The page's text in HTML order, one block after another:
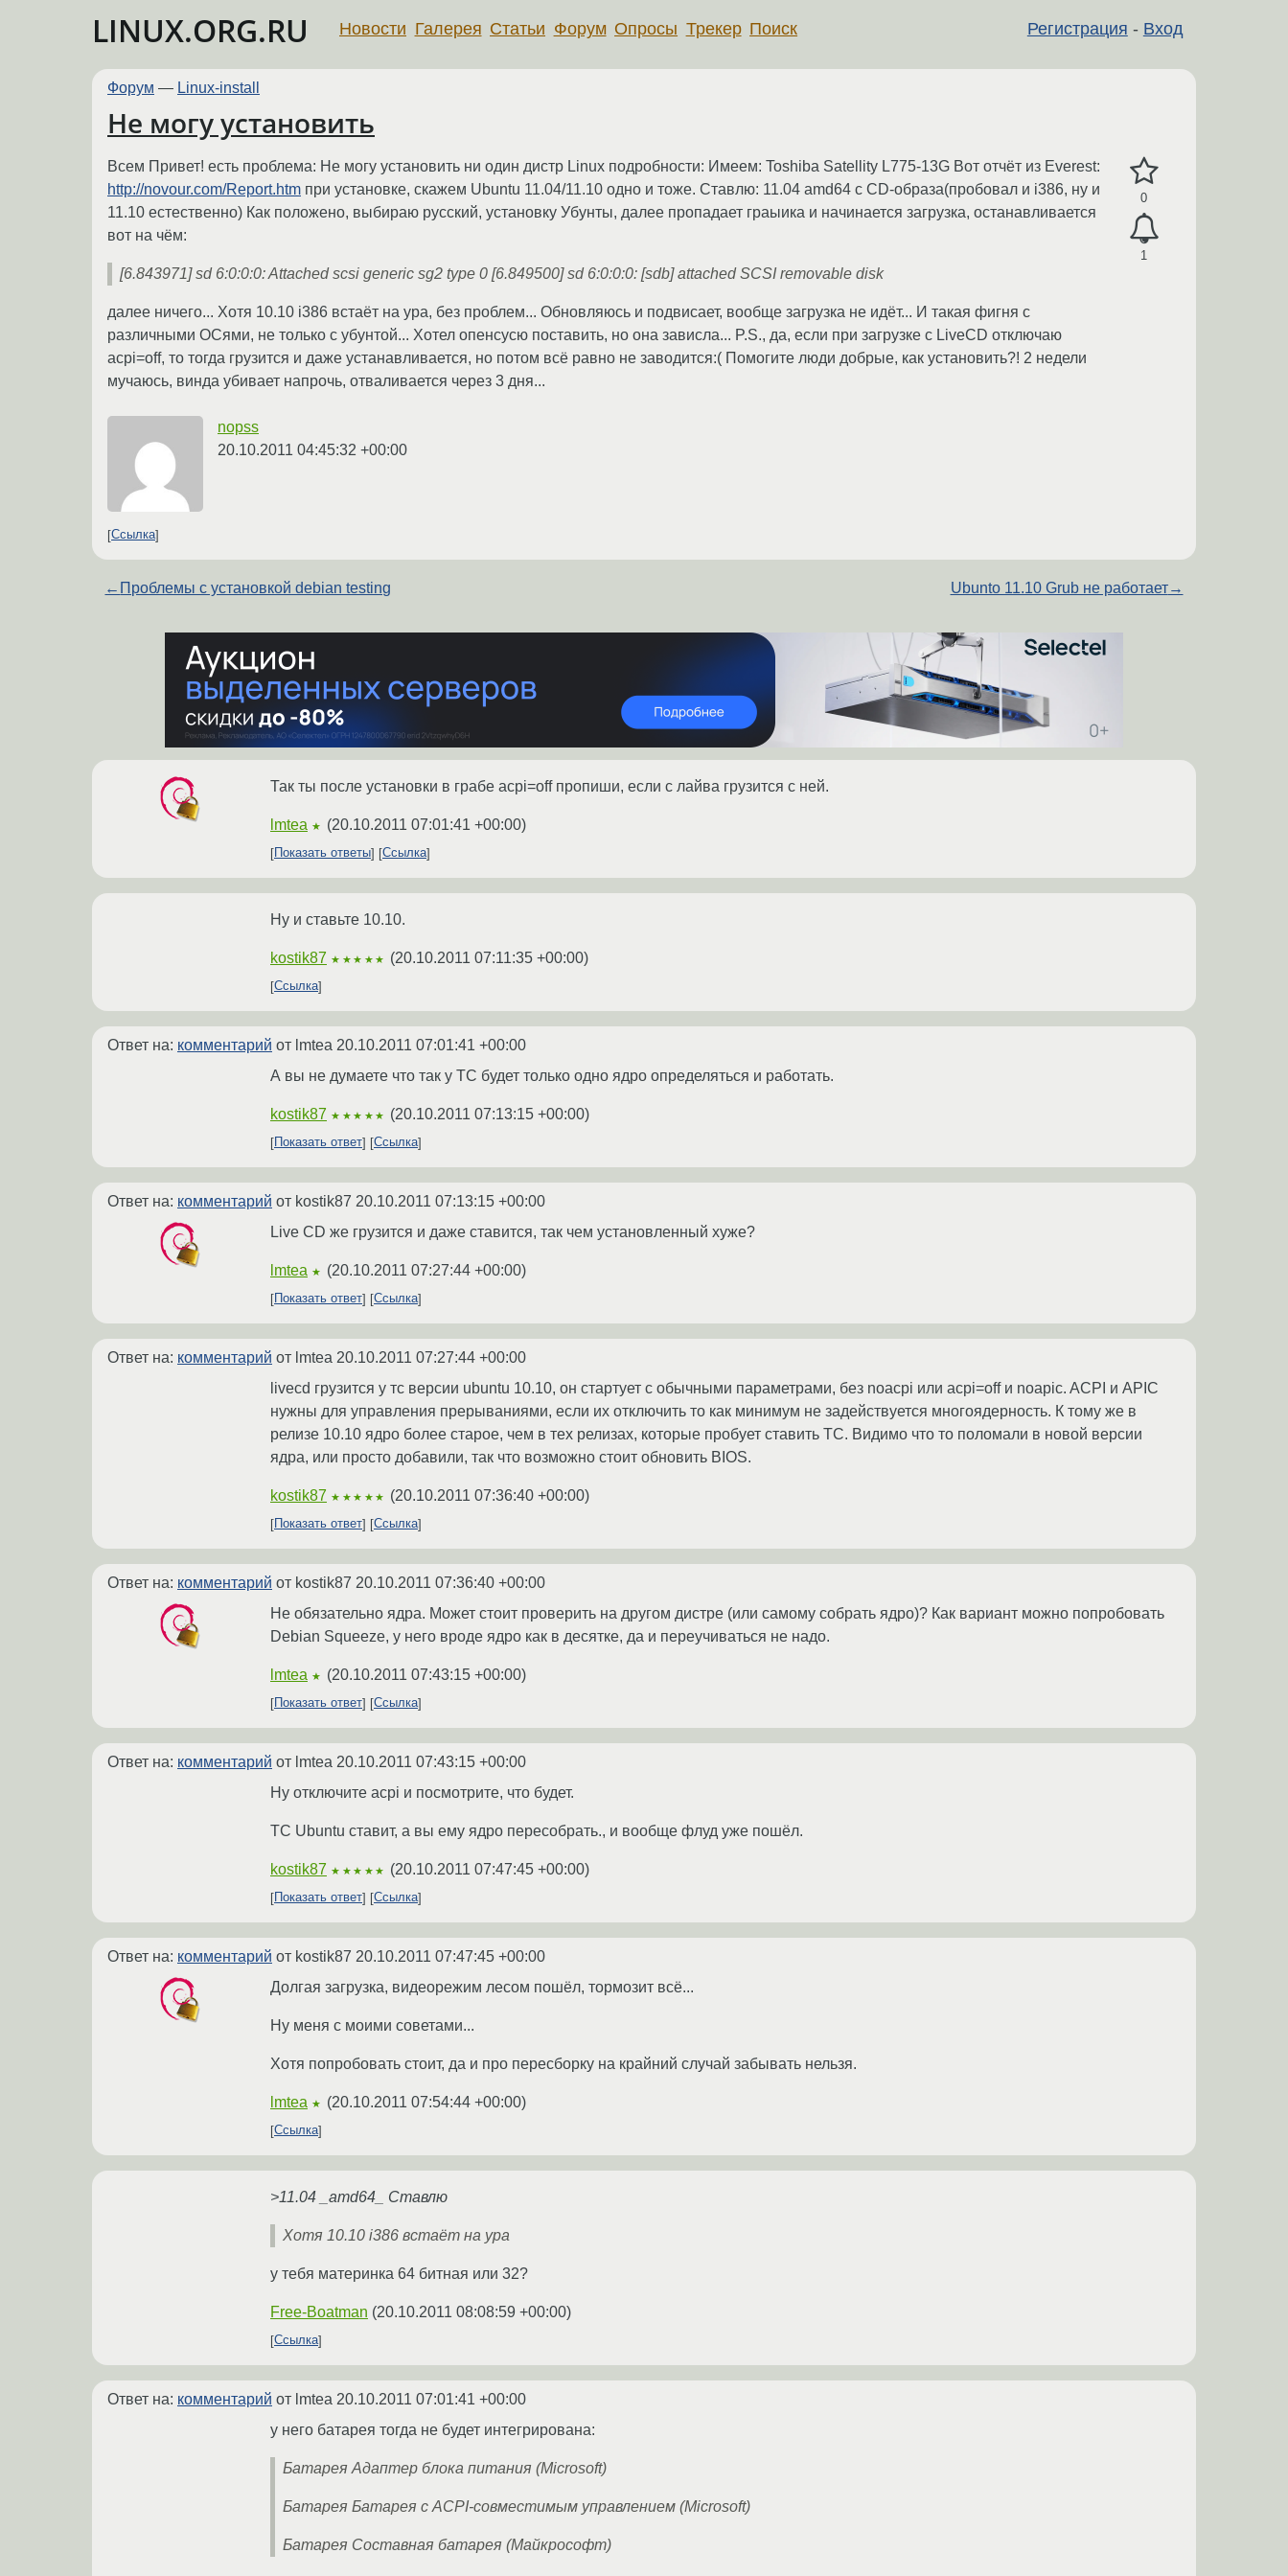
LINUX.ORG.RU Регистрация - Вход
Новости Галерея Статьи Форум Опросы Трекер Поиск
Форум — Linux-install
Не могу установить
0
1
Всем Привет! есть проблема: Не могу установить ни один дистр Linux подробности: Имеем: Toshiba Satellity L775-13G Вот отчёт из Everest:
http://novour.com/Report.htm при установке, скажем Ubuntu 11.04/11.10 одно и тоже. Ставлю: 11.04 amd64 c CD-образа(пробовал и i386, ну и
11.10 естественно) Как положено, выбираю русский, установку Убунты, далее пропадает граыика и начинается загрузка, останавливается
вот на чём:
[6.843971] sd 6:0:0:0: Attached scsi generic sg2 type 0 [6.849500] sd 6:0:0:0: [sdb] attached SCSI removable disk
далее ничего... Хотя 10.10 i386 встаёт на ура, без проблем... Обновляюсь и подвисает, вообще загрузка не идёт... И такая фигня с
различными ОСями, не только с убунтой... Хотел опенсусю поставить, но она зависла... P.S., да, если при загрузке с LiveCD отключаю
acpi=off, то тогда грузится и даже устанавливается, но потом всё равно не заводится:( Помогите люди добрые, как установить?! 2 недели
мучаюсь, винда убивает напрочь, отваливается через 3 дня...
nopss
20.10.2011 04:45:32 +00:00
Ссылка
← Проблемы с установкой debian testing Ubunto 11.10 Grub не работает→
Так ты после установки в грабе acpi=off пропиши, если с лайва грузится с ней.
lmtea ★ (20.10.2011 07:01:41 +00:00)
Показать ответы Ссылка
Ну и ставьте 10.10.
kostik87 ★★★★★ (20.10.2011 07:11:35 +00:00)
Ссылка
Ответ на: комментарий от lmtea 20.10.2011 07:01:41 +00:00
А вы не думаете что так у ТС будет только одно ядро определяться и работать.
kostik87 ★★★★★ (20.10.2011 07:13:15 +00:00)
Показать ответ Ссылка
Ответ на: комментарий от kostik87 20.10.2011 07:13:15 +00:00
Live CD же грузится и даже ставится, так чем установленный хуже?
lmtea ★ (20.10.2011 07:27:44 +00:00)
Показать ответ Ссылка
Ответ на: комментарий от lmtea 20.10.2011 07:27:44 +00:00
livecd грузится у тс версии ubuntu 10.10, он стартует с обычными параметрами, без noacpi или acpi=off и noapic. ACPI и APIC
нужны для управления прерываниями, если их отключить то как минимум не задействуется многоядерность. К тому же в
релизе 10.10 ядро более старое, чем в тех релизах, которые пробует ставить ТС. Видимо что то поломали в новой версии
ядра, или просто добавили, так что возможно стоит обновить BIOS.
kostik87 ★★★★★ (20.10.2011 07:36:40 +00:00)
Показать ответ Ссылка
Ответ на: комментарий от kostik87 20.10.2011 07:36:40 +00:00
Не обязательно ядра. Может стоит проверить на другом дистре (или самому собрать ядро)? Как вариант можно попробовать
Debian Squeeze, у него вроде ядро как в десятке, да и переучиваться не надо.
lmtea ★ (20.10.2011 07:43:15 +00:00)
Показать ответ Ссылка
Ответ на: комментарий от lmtea 20.10.2011 07:43:15 +00:00
Ну отключите acpi и посмотрите, что будет.
ТС Ubuntu ставит, а вы ему ядро пересобрать., и вообще флуд уже пошёл.
kostik87 ★★★★★ (20.10.2011 07:47:45 +00:00)
Показать ответ Ссылка
Ответ на: комментарий от kostik87 20.10.2011 07:47:45 +00:00
Долгая загрузка, видеорежим лесом пошёл, тормозит всё...
Ну меня с моими советами...
Хотя попробовать стоит, да и про пересборку на крайний случай забывать нельзя.
lmtea ★ (20.10.2011 07:54:44 +00:00)
Ссылка
>11.04 _amd64_ Ставлю
Хотя 10.10 i386 встаёт на ура
у тебя материнка 64 битная или 32?
Free-Boatman (20.10.2011 08:08:59 +00:00)
Ссылка
Ответ на: комментарий от lmtea 20.10.2011 07:01:41 +00:00
у него батарея тогда не будет интегрирована:
Батарея Адаптер блока питания (Microsoft)
Батарея Батарея с ACPI-совместимым управлением (Microsoft)
Батарея Составная батарея (Майкрософт)